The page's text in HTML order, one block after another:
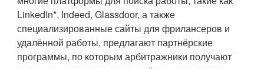
LinkedIn*, Indeed, Glassdoor, а также
специализированные сайты для фрилансеров и
удалённой работы, предлагают партнёрские
программы, по которым арбитражники получают